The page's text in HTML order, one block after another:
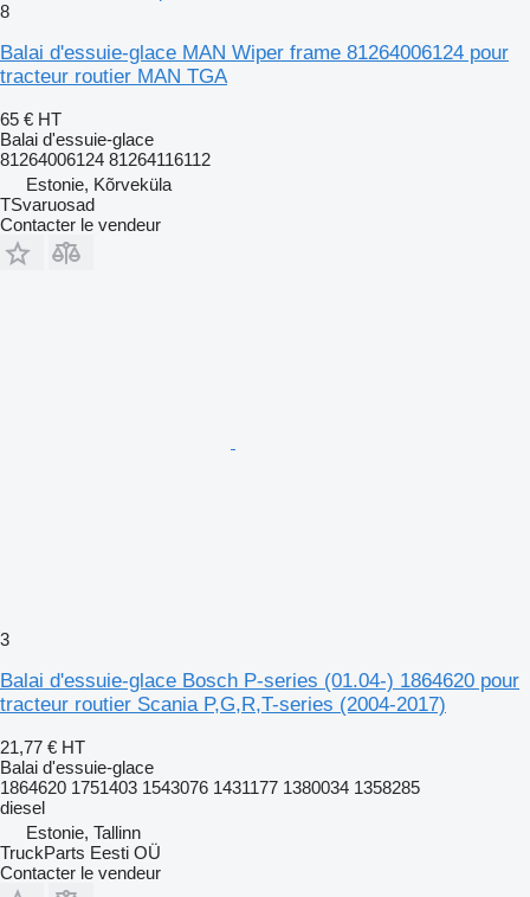
8
Balai d'essuie-glace MAN Wiper frame 81264006124 pour
tracteur routier MAN TGA
65 € HT
Balai d'essuie-glace
81264006124 81264116112
Estonie, Kõrveküla
TSvaruosad
Contacter le vendeur
3
Balai d'essuie-glace Bosch P-series (01.04-) 1864620 pour
tracteur routier Scania P,G,R,T-series (2004-2017)
21,77 € HT
Balai d'essuie-glace
1864620 1751403 1543076 1431177 1380034 1358285
diesel
Estonie, Tallinn
TruckParts Eesti OÜ
Contacter le vendeur